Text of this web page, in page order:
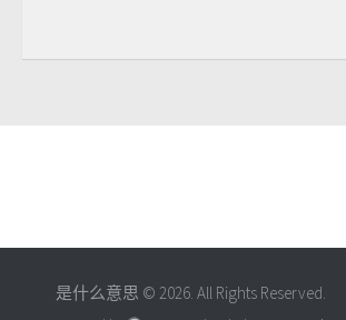
是什么意思 © 2026. All Rights Reserved.